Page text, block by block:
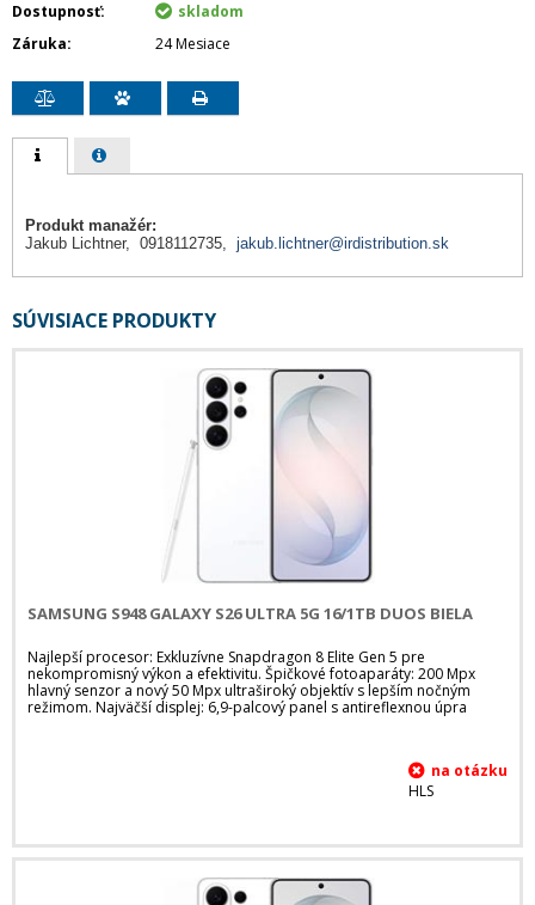
Dostupnosť
skladom
Záruka
24 Mesiace
Produkt manažér:
Jakub Lichtner, 0918112735, jakub.lichtner@irdistribution.sk
SÚVISIACE PRODUKTY
SAMSUNG S948 GALAXY S26 ULTRA 5G 16/1TB DUOS BIELA
Najlepší procesor: Exkluzívne Snapdragon 8 Elite Gen 5 pre
nekompromisný výkon a efektivitu. Špičkové fotoaparáty: 200 Mpx
hlavný senzor a nový 50 Mpx ultraširoký objektív s lepším nočným
režimom. Najväčší displej: 6,9-palcový panel s antireflexnou úpra
HLS